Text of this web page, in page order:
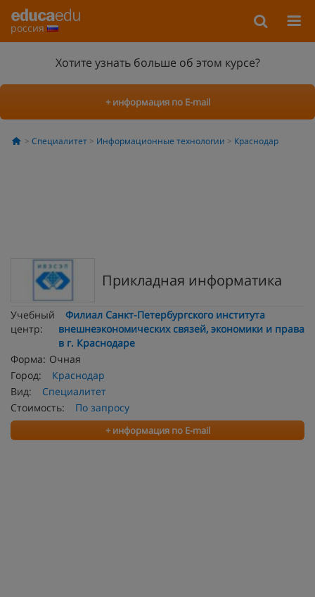
россия
Хотите узнать больше об этом курсе?
+ информация по E-mail
Специалитет Информационные технологии Краснодар
Прикладная информатика
Учебный
центр:
Филиал Санкт-Петербургского института
внешнеэкономических связей, экономики и права
в г. Краснодаре
Форма: Очная
Город:
Краснодар
Вид:
Специалитет
Стоимость:
По запросу
+ информация по E-mail